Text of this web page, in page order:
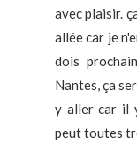
avec plaisir.
allée car je
dois
Nantes, ça
y aller car il
peut toutes